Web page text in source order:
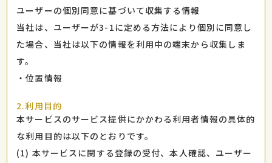
ユーザーの個別同意に基づいて収集する情報
当社は、ユーザーが3-1に定める方法により個別に同意し
た場合、当社は以下の情報を利用中の端末から収集しま
す。
・位置情報
2.利用目的
本サービスのサービス提供にかかわる利用者情報の具体的
な利用目的は以下のとおりです。
(1) 本サービスに関する登録の受付、本人確認、ユーザー